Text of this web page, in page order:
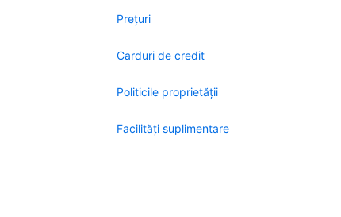
Preţuri
Carduri de credit
Politicile proprietății
Facilităţi suplimentare